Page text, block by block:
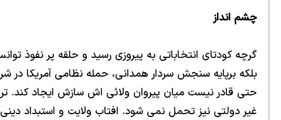
چشم انداز
گرچه كودتاى انتخاباتى به پيروزى رسيد و حلقه پر نفوذ
حتى قادر نيست ميان پيروان ولائى اش سازش ايجاد كند.
غير دولتى نيز تحمل نمى شود. افتاب ولايت و استبداد